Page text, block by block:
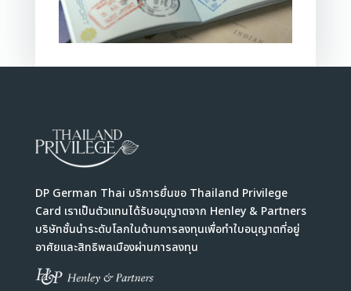
DP German Thai บริการยื่นขอ Thailand Privilege
Card เราเป็นตัวแทนได้รับอนุญาตจาก Henley & Partners
บริษัทชั้นนำระดับโลกในด้านการลงทุนเพื่อทำใบอนุญาตที่อยู่
อาศัยและสิทธิพลเมืองผ่านการลงทุน